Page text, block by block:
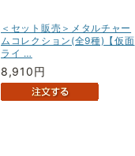
＜セット販売＞メタルチャー
ムコレクション(全9種)【仮面
ライ …
8,910円